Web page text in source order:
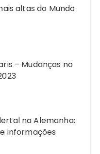
altas do Mundo
– Mudanças no
na Alemanha:
informações